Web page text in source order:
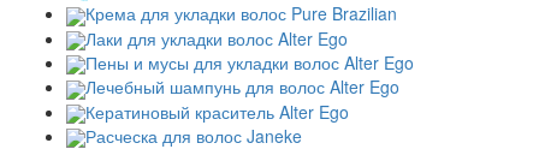
Крема для укладки волос Pure Brazilian
Лаки для укладки волос Alter Ego
Пены и мусы для укладки волос Alter Ego
Лечебный шампунь для волос Alter Ego
Кератиновый краситель Alter Ego
Расческа для волос Janeke